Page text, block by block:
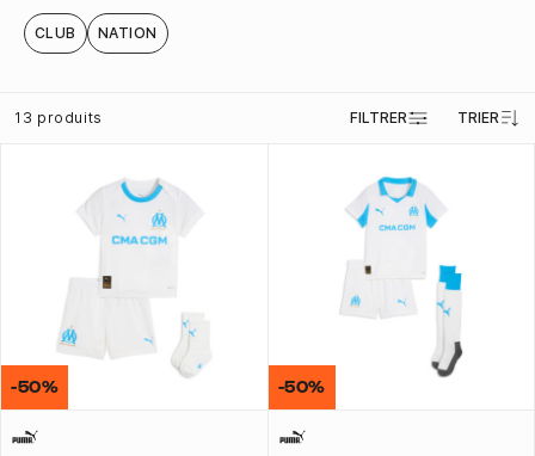
CLUB NATION
13 produits FILTRER TRIER
-50% -50%